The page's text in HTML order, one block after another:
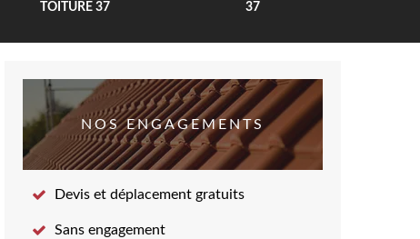
TOITURE 37
37
NOS ENGAGEMENTS
Devis et déplacement gratuits
Sans engagement